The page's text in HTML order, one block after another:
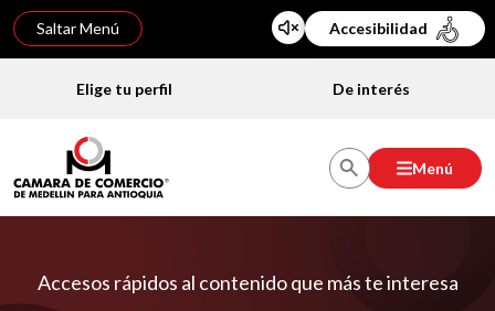
Saltar Menú Accesibilidad
Elige tu perfil De interés
Menú
Accesos rápidos al contenido que más te interesa